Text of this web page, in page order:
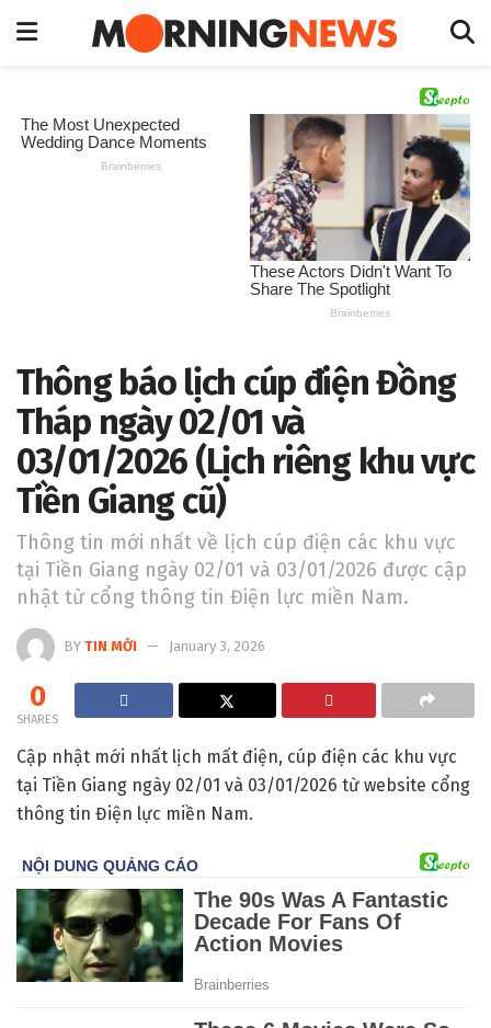
Thông báo lịch cúp điện Đồng
Tháp ngày 02/01 và
03/01/2026 (Lịch riêng khu vực
Tiền Giang cũ)
Thông tin mới nhất về lịch cúp điện các khu vực
tại Tiền Giang ngày 02/01 và 03/01/2026 được cập
nhật từ cổng thông tin Điện lực miền Nam.
BY TIN MỚI January 3, 2026
0
SHARES
Cập nhật mới nhất lịch mất điện, cúp điện các khu vực
tại Tiền Giang ngày 02/01 và 03/01/2026 từ website cổng
thông tin Điện lực miền Nam.